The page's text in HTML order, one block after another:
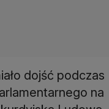
dojść podczas
na